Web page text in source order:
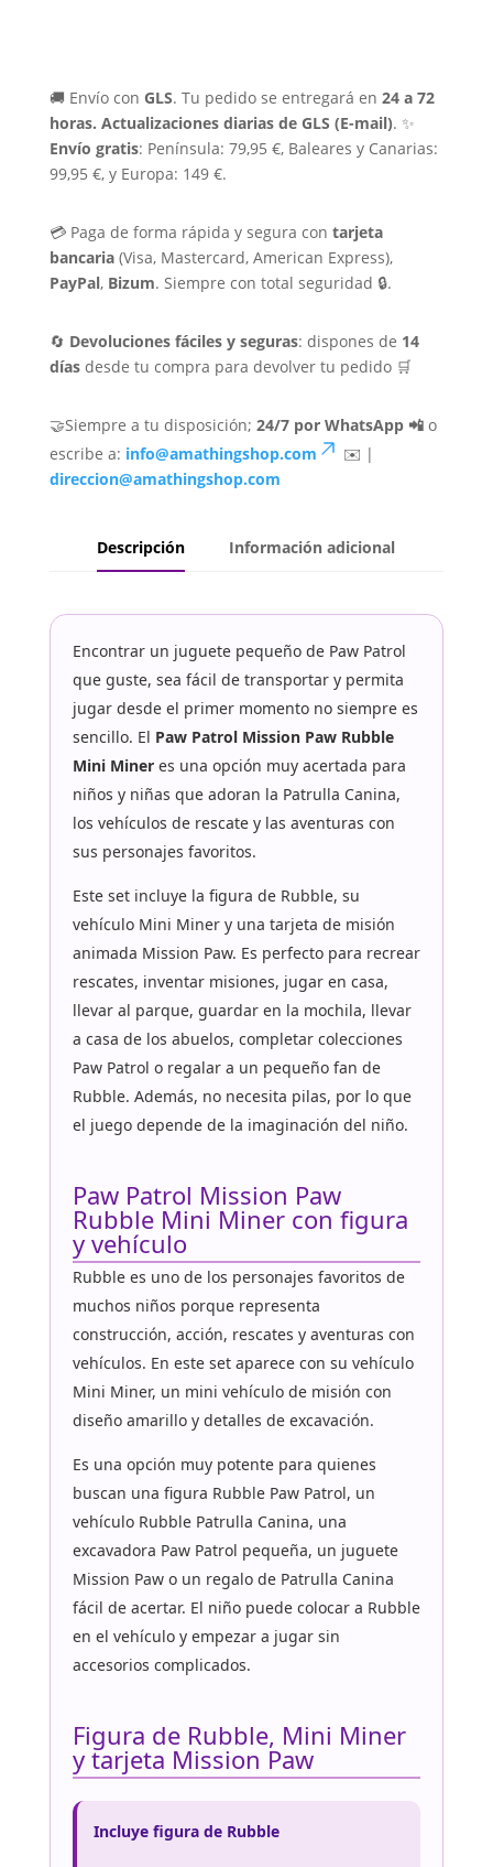
🚚 Envío con GLS. Tu pedido se entregará en 24 a 72
horas. Actualizaciones diarias de GLS (E-mail). ✨
Envío gratis: Península: 79,95 €, Baleares y Canarias:
99,95 €, y Europa: 149 €.
💳 Paga de forma rápida y segura con tarjeta
bancaria(Visa, Mastercard, American Express),
PayPal, Bizum. Siempre con total seguridad 🔒.
🔄 Devoluciones fáciles y seguras: dispones de 14
díasdesde tu compra para devolver tu pedido 🛒
🤝Siempre a tu disposición; 24/7 por WhatsApp 📲o
escribe a: info@amathingshop.com
✉️ |
direccion@amathingshop.com
Descripción Información adicional
Encontrar un juguete pequeño de Paw Patrol
que guste, sea fácil de transportar y permita
jugar desde el primer momento no siempre es
sencillo. El Paw Patrol Mission Paw Rubble
Mini Mineres una opción muy acertada para
niños y niñas que adoran la Patrulla Canina,
los vehículos de rescate y las aventuras con
sus personajes favoritos.
Este set incluye la figura de Rubble, su
vehículo Mini Miner y una tarjeta de misión
animada Mission Paw. Es perfecto para recrear
rescates, inventar misiones, jugar en casa,
llevar al parque, guardar en la mochila, llevar
a casa de los abuelos, completar colecciones
Paw Patrol o regalar a un pequeño fan de
Rubble. Además, no necesita pilas, por lo que
el juego depende de la imaginación del niño.
Paw Patrol Mission Paw
Rubble Mini Miner con figura
y vehículo
Rubble es uno de los personajes favoritos de
muchos niños porque representa
construcción, acción, rescates y aventuras con
vehículos. En este set aparece con su vehículo
Mini Miner, un mini vehículo de misión con
diseño amarillo y detalles de excavación.
Es una opción muy potente para quienes
buscan una figura Rubble Paw Patrol, un
vehículo Rubble Patrulla Canina, una
excavadora Paw Patrol pequeña, un juguete
Mission Paw o un regalo de Patrulla Canina
fácil de acertar. El niño puede colocar a Rubble
en el vehículo y empezar a jugar sin
accesorios complicados.
Figura de Rubble, Mini Miner
y tarjeta Mission Paw
Incluye figura de Rubble